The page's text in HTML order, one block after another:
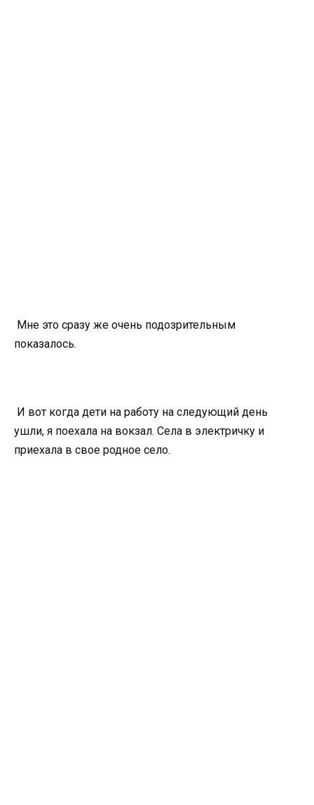
Мне это сразу же очень подозрительным
показалось.
И вот когда дети на работу на следующий день
ушли, я поехала на вокзал. Села в электричку и
приехала в свое родное село.